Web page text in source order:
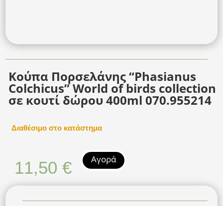
Κούπα Πορσελάνης “Phasianus
Colchicus” World of birds collection
σε κουτί δώρου 400ml 070.955214
Διαθέσιμο στο κατάστημα
11,50€ Αγορά